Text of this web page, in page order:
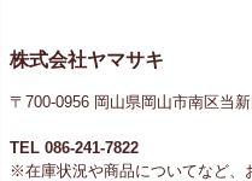
株式会社ヤマサキ
〒700-0956 岡山県岡山市南区当
TEL 086-241-7822
※在庫状況や商品についてなど、